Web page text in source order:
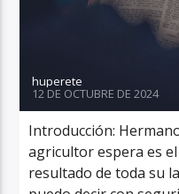
huperete
12 DE OCTUBRE DE 2024
Introducción:
agricultor espera es
resultado de toda su